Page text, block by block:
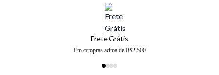
Frete Grátis
Em compras acima de R$2.500